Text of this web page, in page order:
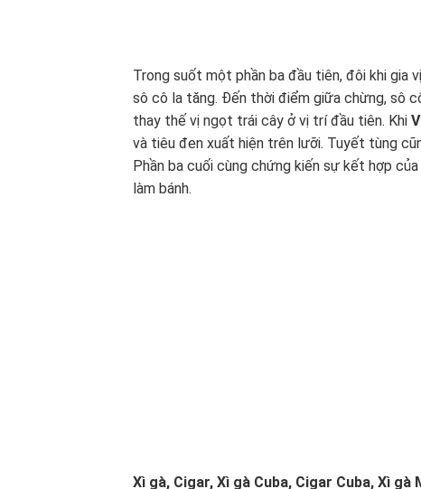
Trong suốt một phần ba đầu tiên, đôi khi gia
sô cô la tăng. Đến thời điểm giữa chừng, sô
thay thế vị ngọt trái cây ở vị trí đầu tiên. Khi
và tiêu đen xuất hiện trên lưỡi. Tuyết tùng
Phần ba cuối cùng chứng kiến ​​sự kết hợp
làm bánh.
Xì gà, Cigar, Xì gà Cuba, Cigar Cuba, Xì gà